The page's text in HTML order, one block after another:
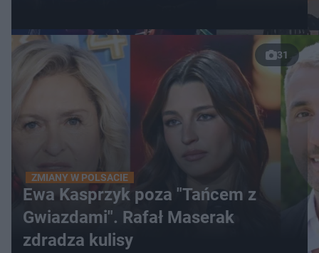
31
ZMIANY W POLSACIE
Ewa Kasprzyk poza "Tańcem z
Gwiazdami". Rafał Maserak
zdradza kulisy